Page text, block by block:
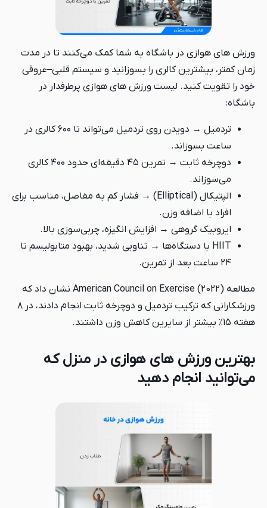
ورزش های هوازی در باشگاه به شما کمک می‌کنند تا در مدت
زمان کمتر، بیشترین کالری را بسوزانید و سیستم قلبی–عروقی
خود را تقویت کنید. لیست ورزش های هوازی پرطرفدار در
باشگاه:
تردمیل → دویدن روی تردمیل می‌تواند تا ۶۰۰ کالری در
ساعت بسوزاند.
دوچرخه ثابت → تمرین ۴۵ دقیقه‌ای حدود ۴۰۰ کالری
می‌سوزاند.
الپتیکال (Elliptical) → فشار کم به مفاصل، مناسب برای
افراد با اضافه وزن.
ایروبیک گروهی → افزایش انگیزه، چربی‌سوزی بالا.
HIIT با دستگاه‌ها → تناوبی شدید، بهبود متابولیسم تا
۲۴ ساعت بعد از تمرین.
مطالعه American Council on Exercise (2022) نشان داد که
ورزشکارانی که ترکیب تردمیل و دوچرخه ثابت انجام دادند، در ۸
هفته ۱۵٪ بیشتر از سایرین کاهش وزن داشتند.
بهترین ورزش های هوازی در منزل که
می‌توانید انجام دهید